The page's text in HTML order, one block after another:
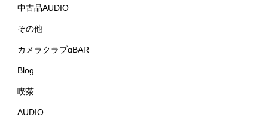
中古品AUDIO
その他
カメラクラブαBAR
Blog
喫茶
AUDIO